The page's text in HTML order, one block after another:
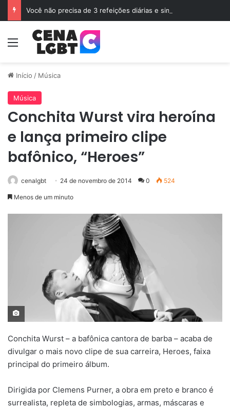
Você não precisa de 3 refeições diárias e sim de Jejum
Menu
Início / Música
Música
Conchita Wurst vira heroína
e lança primeiro clipe
bafônico, “Heroes”
cenalgbt 24 de novembro de 2014 0 524
Menos de um minuto
Conchita Wurst – a bafônica cantora de barba – acaba de
divulgar o mais novo clipe de sua carreira, Heroes, faixa
principal do primeiro álbum.
Dirigida por Clemens Purner, a obra em preto e branco é
surrealista, repleta de simbologias, armas, máscaras e